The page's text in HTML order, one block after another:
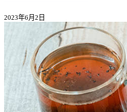
2023年6月2日